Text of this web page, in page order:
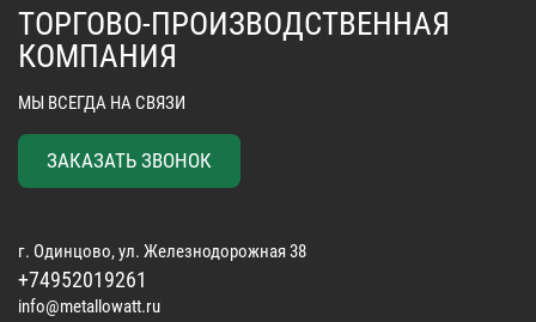
ТОРГОВО-ПРОИЗВОДСТВЕННАЯ
КОМПАНИЯ
МЫ ВСЕГДА НА СВЯЗИ
ЗАКАЗАТЬ ЗВОНОК
г. Одинцово, ул. Железнодорожная 38
+74952019261
info@metallowatt.ru